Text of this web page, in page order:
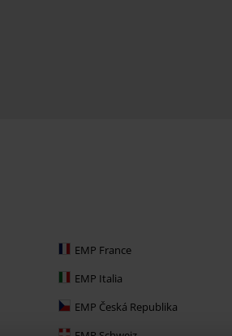
EMP France
EMP Italia
EMP Česká Republika